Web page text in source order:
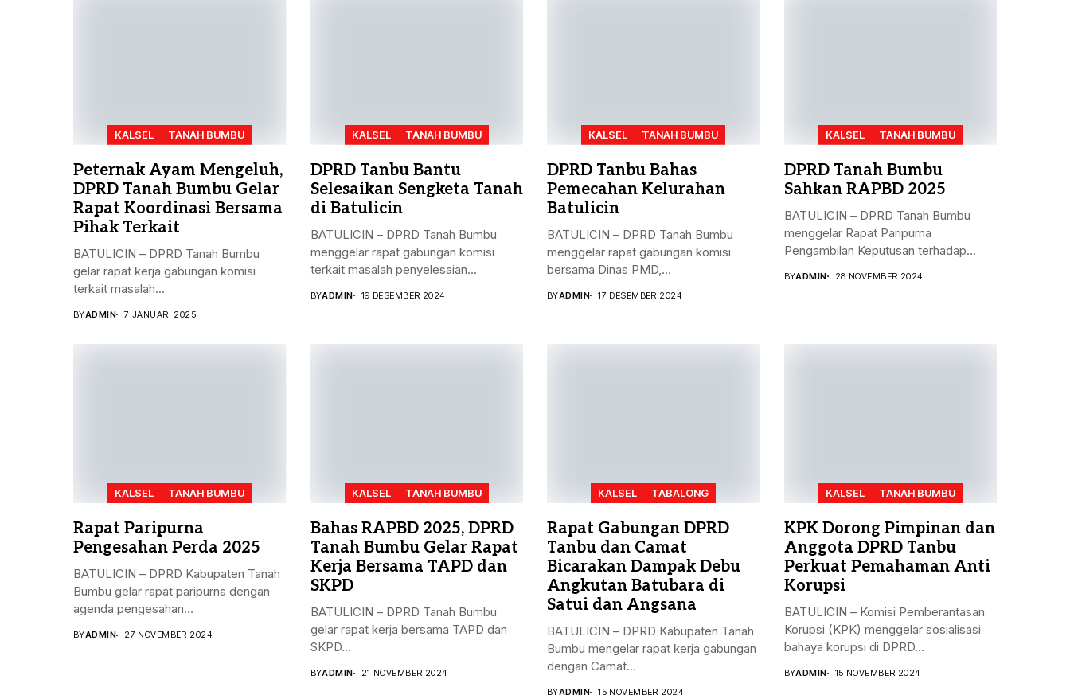
KALSEL TANAH BUMBU
Peternak Ayam Mengeluh,
DPRD Tanah Bumbu Gelar
Rapat Koordinasi Bersama
Pihak Terkait
BATULICIN – DPRD Tanah Bumbu
gelar rapat kerja gabungan komisi
terkait masalah...
BYADMIN 7 JANUARI 2025
KALSEL TANAH BUMBU
DPRD Tanbu Bantu
Selesaikan Sengketa Tanah
di Batulicin
BATULICIN – DPRD Tanah Bumbu
menggelar rapat gabungan komisi
terkait masalah penyelesaian...
BYADMIN 19 DESEMBER 2024
KALSEL TANAH BUMBU
DPRD Tanbu Bahas
Pemecahan Kelurahan
Batulicin
BATULICIN – DPRD Tanah Bumbu
menggelar rapat gabungan komisi
bersama Dinas PMD,...
BYADMIN 17 DESEMBER 2024
KALSEL TANAH BUMBU
DPRD Tanah Bumbu
Sahkan RAPBD 2025
BATULICIN – DPRD Tanah Bumbu
menggelar Rapat Paripurna
Pengambilan Keputusan terhadap
BYADMIN 28 NOVEMBER 2024
KALSEL TANAH BUMBU
Rapat Paripurna
Pengesahan Perda 2025
BATULICIN – DPRD Kabupaten Tanah
Bumbu gelar rapat paripurna dengan
agenda pengesahan...
BYADMIN 27 NOVEMBER 2024
KALSEL TANAH BUMBU
Bahas RAPBD 2025, DPRD
Tanah Bumbu Gelar Rapat
Kerja Bersama TAPD dan
SKPD
BATULICIN – DPRD Tanah Bumbu
gelar rapat kerja bersama TAPD dan
SKPD...
BYADMIN 21 NOVEMBER 2024
KALSEL TABALONG
Rapat Gabungan DPRD
Tanbu dan Camat
Bicarakan Dampak Debu
Angkutan Batubara di
Satui dan Angsana
BATULICIN – DPRD Kabupaten Tanah
Bumbu mengelar rapat kerja gabungan
dengan Camat...
BYADMIN 15 NOVEMBER 2024
KALSEL TANAH BUMBU
KPK Dorong Pimpinan dan
Anggota DPRD Tanbu
Perkuat Pemahaman Anti
Korupsi
BATULICIN – Komisi Pemberantasan
Korupsi (KPK) menggelar sosialisasi
bahaya korupsi di DPRD...
BYADMIN 15 NOVEMBER 2024